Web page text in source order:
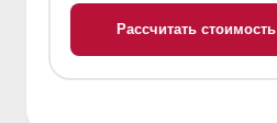
Рассчитать стоимость